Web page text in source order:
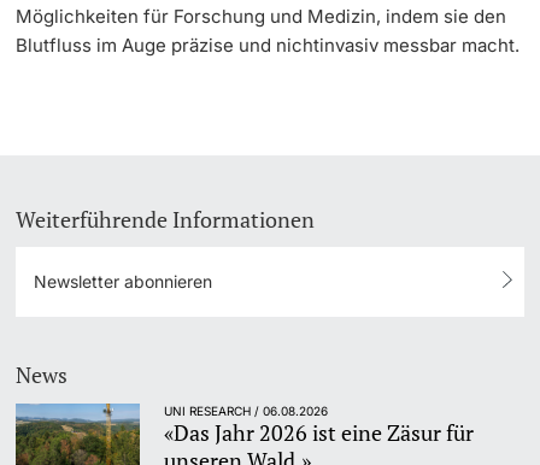
Möglichkeiten für Forschung und Medizin, indem sie den
Blutfluss im Auge präzise und nichtinvasiv messbar macht.
Weiterführende Informationen
Newsletter abonnieren
News
UNI RESEARCH / 06.08.2026
«Das Jahr 2026 ist eine Zäsur für